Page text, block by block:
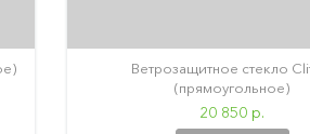
Ветрозащитное стекло
(прямоугольное)
20 850 р.